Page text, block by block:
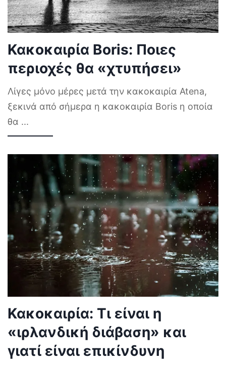
Κακοκαιρία Boris: Ποιες
περιοχές θα «χτυπήσει»
Λίγες μόνο μέρες μετά την κακοκαιρία Atena,
ξεκινά από σήμερα η κακοκαιρία Boris η οποία
θα ...
Κακοκαιρία: Τι είναι η
«ιρλανδική διάβαση» και
γιατί είναι επικίνδυνη